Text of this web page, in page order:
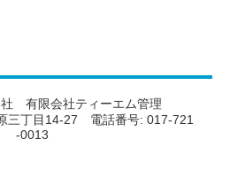
有限会社ティーエム管理
三丁目14-27 電話番号: 017-721
-0013